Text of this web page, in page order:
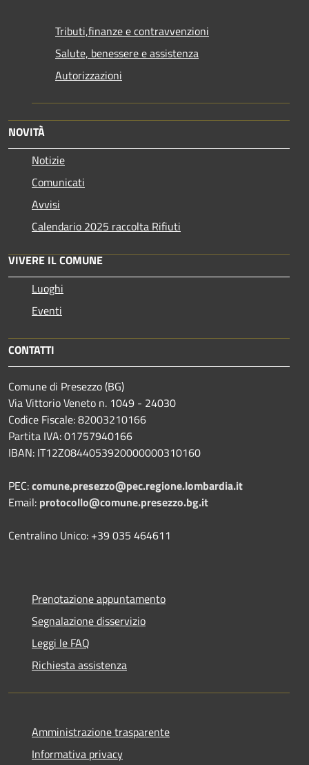
Tributi,finanze e contravvenzioni
Salute, benessere e assistenza
Autorizzazioni
NOVITÀ
Notizie
Comunicati
Avvisi
Calendario 2025 raccolta Rifiuti
VIVERE IL COMUNE
Luoghi
Eventi
CONTATTI
Comune di Presezzo (BG)
Via Vittorio Veneto n. 1049 - 24030
Codice Fiscale: 82003210166
Partita IVA: 01757940166
IBAN: IT12Z0844053920000000310160
PEC:comune.presezzo@pec.regione.lombardia.it
Email: protocollo@comune.presezzo.bg.it
Centralino Unico: +39 035 464611
Prenotazione appuntamento
Segnalazione disservizio
Leggi le FAQ
Richiesta assistenza
Amministrazione trasparente
Informativa privacy